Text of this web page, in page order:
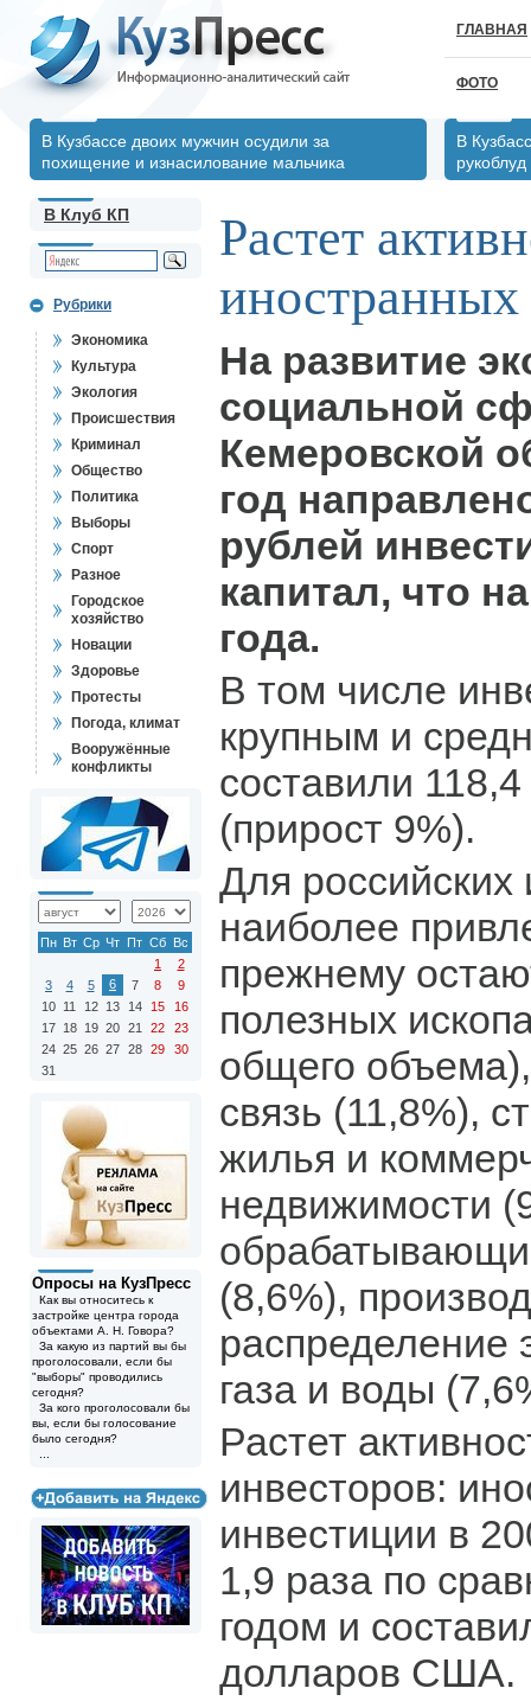
ГЛАВНАЯ
ФОТО
В Кузбассе двоих мужчин осудили за
похищение и изнасилование мальчика
В
рукоблуд
В Клуб КП
Рубрики
Экономика
Культура
Экология
Происшествия
Криминал
Общество
Политика
Выборы
Спорт
Разное
Городское
хозяйство
Новации
Здоровье
Протесты
Погода, климат
Вооружённые
конфликты
Пн Вт Ср Чт Пт Сб Вс
1
2
3
4 5 6 7 8
9
10 11 12 13 14 15
16
17 18 19 20 21 22
23
24 25 26 27 28 29
30
31
Опросы на КузПресс
Как вы относитесь к
застройке центра города
объектами А. Н. Говора?
За какую из партий вы бы
проголосовали, если бы
"выборы" проводились
сегодня?
За кого проголосовали бы
вы, если бы голосование
было сегодня?
Растет
иностранных
На развитие
социальной
Кемеровской
год
рублей
капитал, что
года.
В том числе
крупным и
составили
(прирост 9%).
Для российских
наиболее
прежнему
полезных
общего
связь (11,8%),
жилья и
недвижимости
(8,6%),
распределение
газа и воды
Растет
инвесторов:
инвестиции в
1,9 раза по
годом и
долларов США.